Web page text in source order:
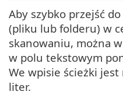
Aby szybko przejść
(pliku lub folderu) w
skanowaniu, można
w polu tekstowym
We wpisie ścieżki
liter.